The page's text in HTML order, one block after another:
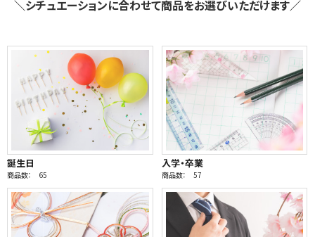
＼シチュエーションに合わせて商品をお選びいただけます／
誕生日
商品数： 65
入学・卒業
商品数： 57